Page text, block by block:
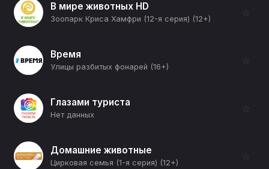
В мире животных HD
Зоопарк Криса Хамфри (12-я серия) (12+)
☆
Время
Улицы разбитых фонарей (16+)
☆
Глазами туриста
Нет данных
☆
Домашние животные
Цирковая семья (1-я серия) (12+)
☆